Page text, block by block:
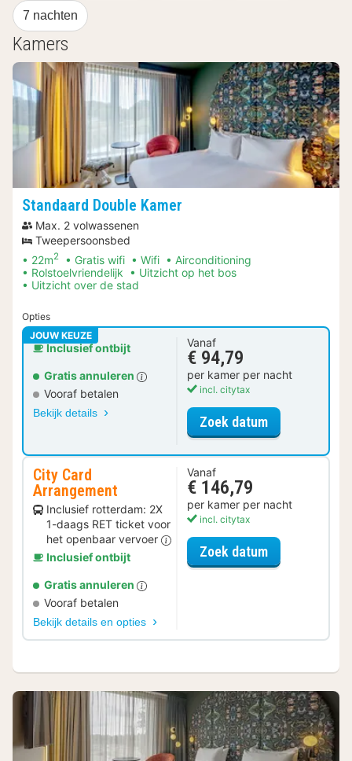
7 nachten
Kamers
Standaard Double Kamer
Max. 2 volwassenen
Tweepersoonsbed
22m2 Gratis wifi Wifi
Airconditioning
Rolstoelvriendelijk
Uitzicht op het bos
Uitzicht over de stad
Opties
JOUW KEUZE
Inclusief ontbijt
Gratis annuleren
Vooraf betalen
Bekijk details
Vanaf
€ 94,79
per kamer per nacht
incl. citytax
Zoek datumvoor
City Card
Arrangement
Inclusief rotterdam: 2X
1-daags RET ticket voor
het openbaar vervoer
Inclusief ontbijt
Gratis annuleren
Vooraf betalen
Bekijk details en opties
Vanaf
€ 146,79
per kamer per nacht
incl. citytax
Zoek datumvoor City